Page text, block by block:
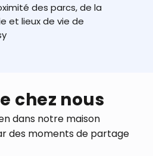
des parcs, de la
et lieux de vie de
chez nous
dans notre maison
des moments de partage